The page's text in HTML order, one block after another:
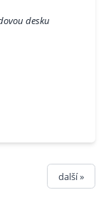
desku
další »